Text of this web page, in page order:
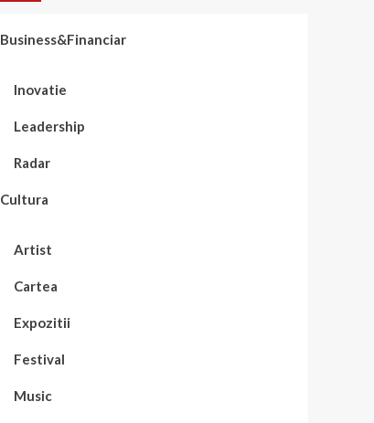
Business&Financiar
Inovatie
Leadership
Radar
Cultura
Artist
Cartea
Expozitii
Festival
Music